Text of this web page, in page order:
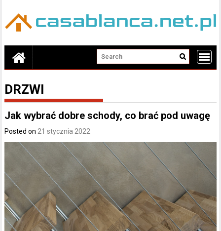
content
DRZWI
Jak wybrać dobre schody, co brać pod uwagę
Posted on 21 stycznia 2022